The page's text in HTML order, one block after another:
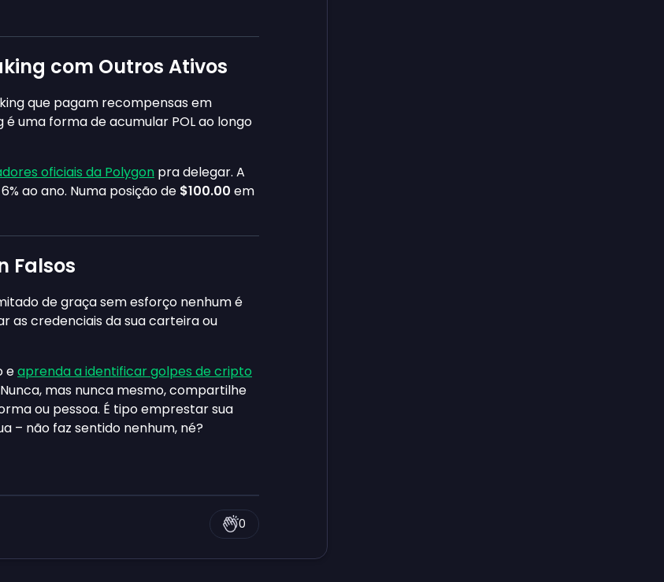
com Outros Ativos
que pagam recompensas em
uma forma de acumular POL ao longo
oficiais da Polygon pra delegar. A
ao ano. Numa posição de $100.00 em
Falsos
de graça sem esforço nenhum é
as credenciais da sua carteira ou
eaprenda a identificar golpes de cripto
mas nunca mesmo, compartilhe
ou pessoa. É tipo emprestar sua
– não faz sentido nenhum, né?
0